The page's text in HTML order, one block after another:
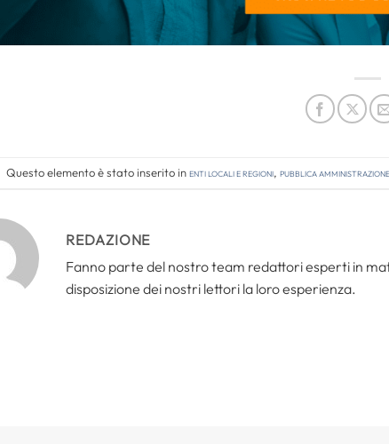
Questo elemento è stato inserito inEnti locali e regioni, Pubblica amministrazione
REDAZIONE
Fanno parte del nostro team redattori esperti in
disposizione dei nostri lettori la loro esperienza.